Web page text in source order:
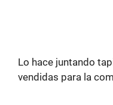
Lo hace juntando
vendidas para la